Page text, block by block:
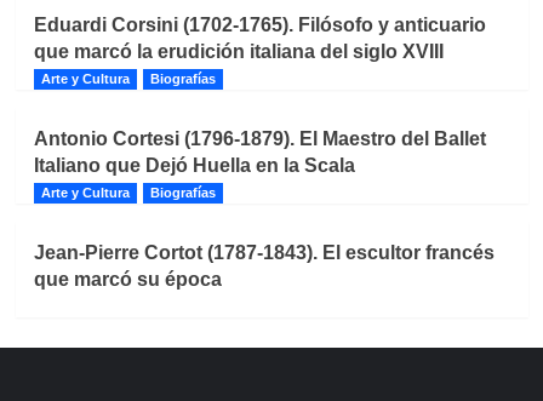
Eduardi Corsini (1702-1765). Filósofo y anticuario
que marcó la erudición italiana del siglo XVIII
Arte y Cultura Biografías
Antonio Cortesi (1796-1879). El Maestro del Ballet
Italiano que Dejó Huella en la Scala
Arte y Cultura Biografías
Jean-Pierre Cortot (1787-1843). El escultor francés
que marcó su época